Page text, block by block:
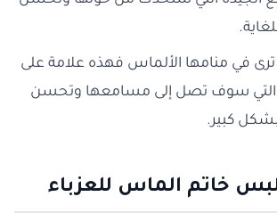
ترى في منامها الألماس فهذه علامة على
التي سوف تصل إلى مسامعها وتحسن
كبير.
خاتم الماس للعزباء